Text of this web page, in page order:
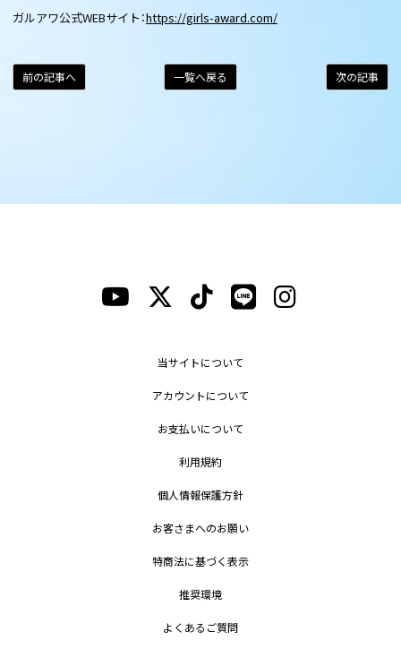
ガルアワ公式WEBサイト：https://girls-award.com/
次の記事
一覧へ戻る
前の記事へ
当サイトについて
アカウントについて
お支払いについて
利用規約
個人情報保護方針
お客さまへのお願い
特商法に基づく表示
推奨環境
よくあるご質問